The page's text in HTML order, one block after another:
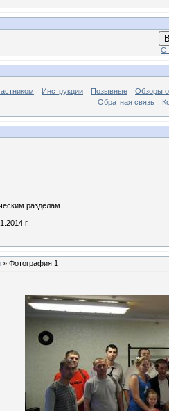
Инструкции Позывные
Обзоры
Обратная связь
разделам.
г.
» Фотография 1